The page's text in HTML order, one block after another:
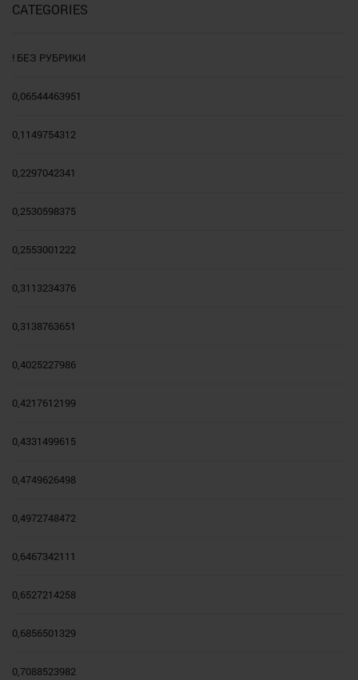
CATEGORIES
! БЕЗ РУБРИКИ
0,06544463951
0,1149754312
0,2297042341
0,2530598375
0,2553001222
0,3113234376
0,3138763651
0,4025227986
0,4217612199
0,4331499615
0,4749626498
0,4972748472
0,6467342111
0,6527214258
0,6856501329
0,7088523982